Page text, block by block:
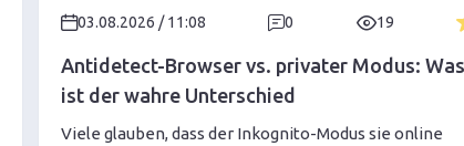
03.08.2026 / 11:08 0 19
Antidetect-Browser vs. privater Modus: Was
ist der wahre Unterschied
Viele glauben, dass der Inkognito-Modus sie online